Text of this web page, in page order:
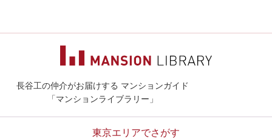
長谷工の仲介がお届けする マンションガイド
「マンションライブラリー」
東京エリアでさがす